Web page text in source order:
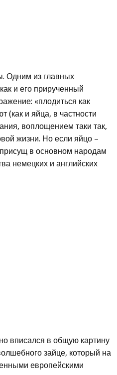
Одним из главных
и его прирученный
«плодиться как
(как и яйца, в частности
воплощением таки так,
жизни. Но если яйцо –
в основном народам
немецких и английских
вписался в общую картину
зайце, который на
европейскими